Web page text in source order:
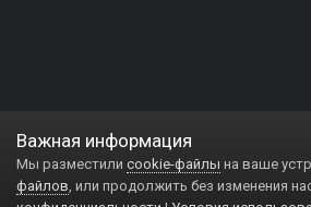
Важная информация
Мы разместили cookie-файлы на ваше
файлов, или продолжить без изменения